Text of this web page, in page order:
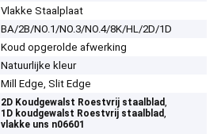
Vlakke Staalplaat
BA/2B/NO.1/NO.3/NO.4/8K/HL/2D/1D
Koud opgerolde afwerking
Natuurlijke kleur
Mill Edge, Slit Edge
2D Koudgewalst Roestvrij staalblad,
1D koudgewalst Roestvrij staalblad,
vlakke uns n06601